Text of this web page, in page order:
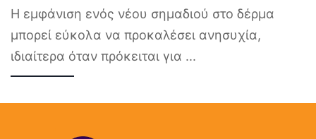
Η εμφάνιση ενός νέου σημαδιού στο δέρμα
μπορεί εύκολα να προκαλέσει ανησυχία,
ιδιαίτερα όταν πρόκειται για ...